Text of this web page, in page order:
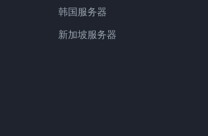
韩国服务器
新加坡服务器